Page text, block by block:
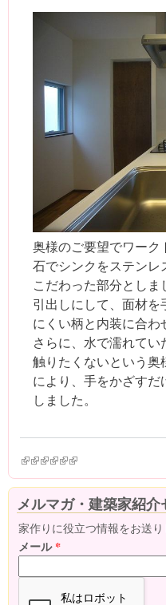
奥様のご要望でワーク
石でシンクをステンレ
こだわった部分とし
引出しにして、面材を
にくい柄と内装に合わ
さらに、水で濡れて
触りたくないという奥
により、手をかざすだ
しました。
(link is external)
(link is external)
(link is external)
(link is external)
(link is external)
(link is external)
メルマガ・建築家紹
家作りに役立つ情報をお送り
メール*